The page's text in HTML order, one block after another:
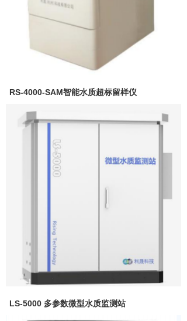
RS-4000-SAM智能水质超标留样仪
LS-5000 多参数微型水质监测站